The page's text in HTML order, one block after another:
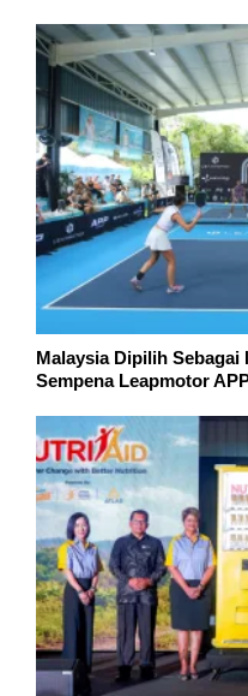
Malaysia Dipilih Sebagai
Sempena Leapmotor